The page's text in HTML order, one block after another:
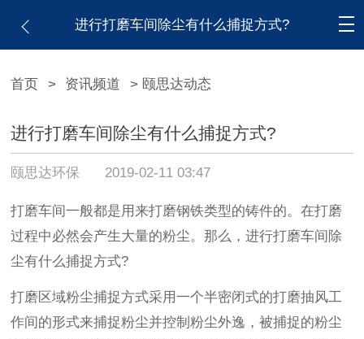
进行打磨车间除尘有什么捕捉方式?
首页 > 资讯频道 > 颐思达动态
进行打磨车间除尘有什么捕捉方式?
颐思达环保 2019-02-11 03:47
打磨车间一般都是用来打磨钢铁类型的铸件的。在打磨
过程中必然会产生大量的粉尘。那么，进行打磨车间除
尘有什么捕捉方式?
打磨区域粉尘捕捉方式采用一个半密闭式的打磨抽风工
作间的形式来捕捉粉尘并控制粉尘外逸，被捕捉的粉尘